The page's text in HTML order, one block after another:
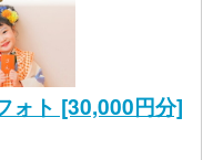
ォト [30,000円分]